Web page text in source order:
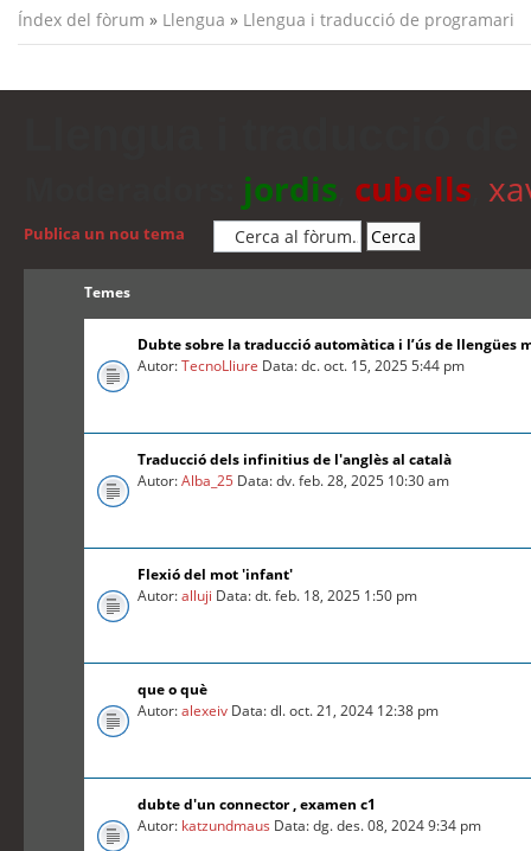
Índex del fòrum » Llengua » Llengua i traducció de programari
jordis cubells
Publica un nou tema
Temes
Dubte sobre la traducció automàtica i l’ús de llengües
Autor:TecnoLliure Data: dc. oct. 15, 2025 5:44 pm
Traducció dels infinitius de l'anglès al català
Autor:Alba_25 Data: dv. feb. 28, 2025 10:30 am
Flexió del mot 'infant'
Autor:alluji Data: dt. feb. 18, 2025 1:50 pm
que o què
Autor:alexeiv Data: dl. oct. 21, 2024 12:38 pm
dubte d'un connector , examen c1
Autor: katzundmaus Data: dg. des. 08, 2024 9:34 pm